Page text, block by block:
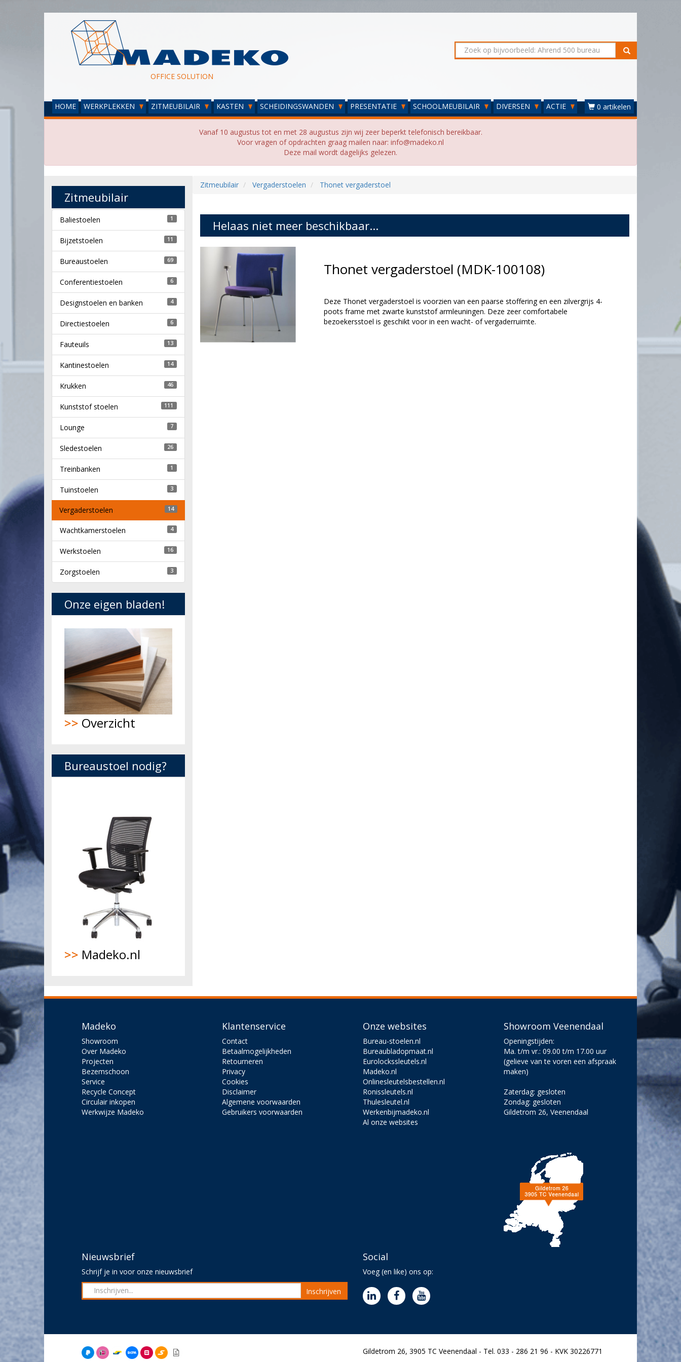
OFFICE SOLUTION
HOME WERKPLEKKEN ZITMEUBILAIR KASTEN SCHEIDINGSWANDEN PRESENTATIE SCHOOLMEUBILAIR DIVERSEN ACTIE 0 artikelen
Vanaf 10 augustus tot en met 28 augustus zijn wij zeer beperkt telefonisch bereikbaar.
Voor vragen of opdrachten graag mailen naar: info@madeko.nl
Deze mail wordt dagelijks gelezen.
Zitmeubilair Vergaderstoelen Thonet vergaderstoel
Helaas niet meer beschikbaar...
Thonet vergaderstoel (MDK-100108)
Deze Thonet vergaderstoel is voorzien van een paarse stoffering en een zilvergrijs 4-
poots frame met zwarte kunststof armleuningen. Deze zeer comfortabele
bezoekersstoel is geschikt voor in een wacht- of vergaderruimte.
Zitmeubilair
Baliestoelen 1
Bijzetstoelen 11
Bureaustoelen 69
Conferentiestoelen 6
Designstoelen en banken 4
Directiestoelen 6
Fauteuils 13
Kantinestoelen 14
Krukken 46
Kunststof stoelen 111
Lounge 7
Sledestoelen 26
Treinbanken 1
Tuinstoelen 3
Vergaderstoelen 14
Wachtkamerstoelen 4
Werkstoelen 16
Zorgstoelen 3
Onze eigen bladen!
>> Overzicht
Bureaustoel nodig?
>> Madeko.nl
Madeko
Showroom
Over Madeko
Projecten
Bezemschoon
Service
Recycle Concept
Circulair inkopen
Werkwijze Madeko
Klantenservice
Contact
Betaalmogelijkheden
Retourneren
Privacy
Cookies
Disclaimer
Algemene voorwaarden
Gebruikers voorwaarden
Onze websites
Bureau-stoelen.nl
Bureaubladopmaat.nl
Eurolockssleutels.nl
Madeko.nl
Onlinesleutelsbestellen.nl
Ronissleutels.nl
Thulesleutel.nl
Werkenbijmadeko.nl
Al onze websites
Showroom Veenendaal
Openingstijden:
Ma. t/m vr.: 09.00 t/m 17.00 uur
(gelieve van te voren een afspraak
maken)
Zaterdag: gesloten
Zondag: gesloten
Gildetrom 26, Veenendaal
Nieuwsbrief
Schrijf je in voor onze nieuwsbrief
Inschrijven
Social
Voeg (en like) ons op:
Gildetrom 26, 3905 TC Veenendaal - Tel. 033 - 286 21 96 - KVK 30226771